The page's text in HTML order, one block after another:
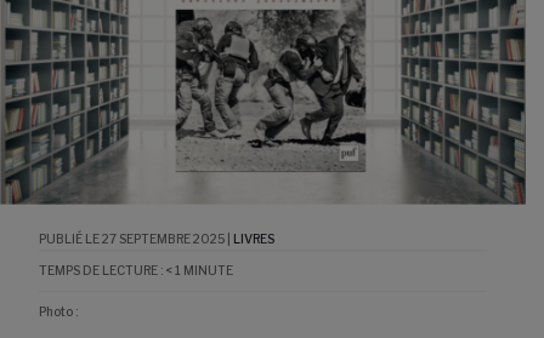
27 SEPTEMBRE 2025| LIVRES
TEMPS DE LECTURE : < 1 MINUTE
Photo :